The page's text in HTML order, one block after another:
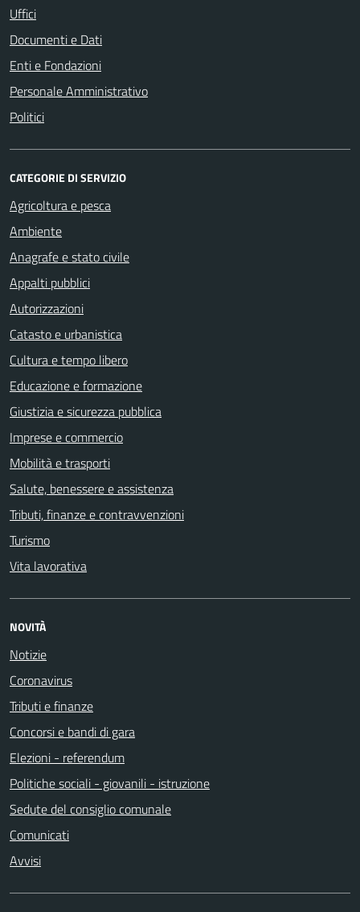
Uffici
Documenti e Dati
Enti e Fondazioni
Personale Amministrativo
Politici
CATEGORIE DI SERVIZIO
Agricoltura e pesca
Ambiente
Anagrafe e stato civile
Appalti pubblici
Autorizzazioni
Catasto e urbanistica
Cultura e tempo libero
Educazione e formazione
Giustizia e sicurezza pubblica
Imprese e commercio
Mobilità e trasporti
Salute, benessere e assistenza
Tributi, finanze e contravvenzioni
Turismo
Vita lavorativa
NOVITÀ
Notizie
Coronavirus
Tributi e finanze
Concorsi e bandi di gara
Elezioni - referendum
Politiche sociali - giovanili - istruzione
Sedute del consiglio comunale
Comunicati
Avvisi